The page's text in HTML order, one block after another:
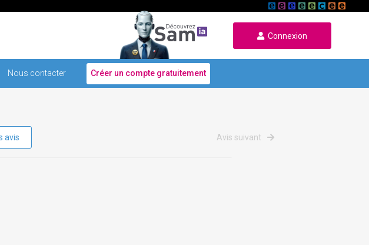
Connexion
Nous contacter Créer un compte gratuitement
avis Avis suivant